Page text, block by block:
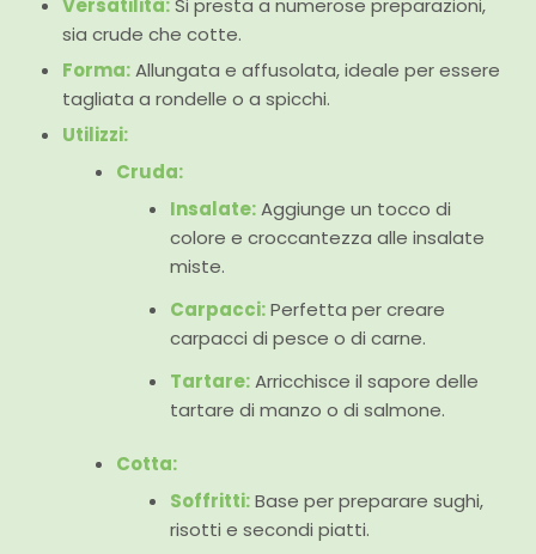
Versatilità:Si presta a numerose preparazioni,
sia crude che cotte.
Forma:Allungata e affusolata, ideale per essere
tagliata a rondelle o a spicchi.
Utilizzi:
Cruda:
Insalate:Aggiunge un tocco di
colore e croccantezza alle insalate
miste.
Carpacci:Perfetta per creare
carpacci di pesce o di carne.
Tartare:Arricchisce il sapore delle
tartare di manzo o di salmone.
Cotta:
Soffritti:Base per preparare sughi,
risotti e secondi piatti.